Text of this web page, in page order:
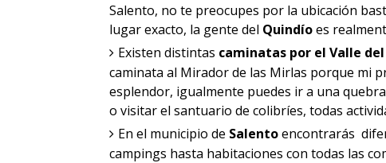
Salento, no te preocupes por la ubicación
lugar exacto, la gente del Quindíoes
Existen distintas caminatas por el Valle del
caminata al Mirador de las Mirlas porque mi
esplendor, igualmente puedes ir a una
o visitar el santuario de colibríes, todas
En el municipio de Salentoencontrarás
campings hasta habitaciones con todas las